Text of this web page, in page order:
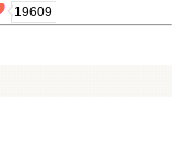
19609